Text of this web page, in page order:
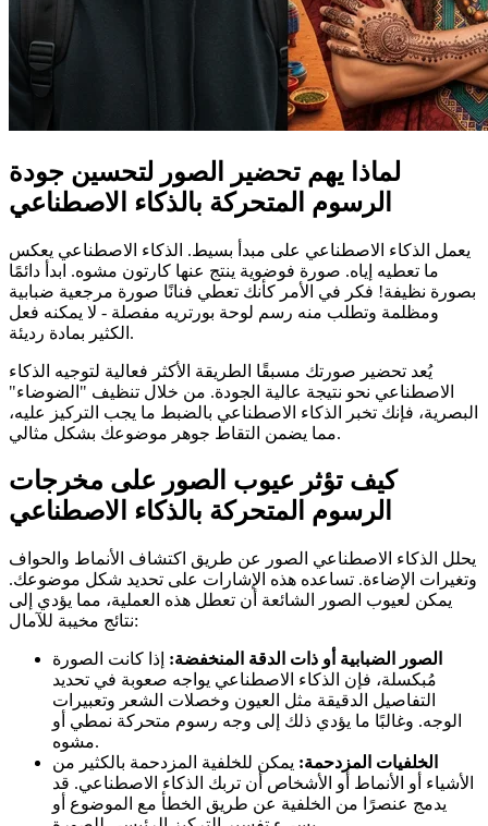
لماذا يهم تحضير الصور لتحسين جودة
الرسوم المتحركة بالذكاء الاصطناعي
يعمل الذكاء الاصطناعي على مبدأ بسيط. الذكاء الاصطناعي يعكس
ما تعطيه إياه. صورة فوضوية ينتج عنها كارتون مشوه. ابدأ دائمًا
بصورة نظيفة! فكر في الأمر كأنك تعطي فنانًا صورة مرجعية ضبابية
ومظلمة وتطلب منه رسم لوحة بورتريه مفصلة - لا يمكنه فعل
الكثير بمادة رديئة.
يُعد تحضير صورتك مسبقًا الطريقة الأكثر فعالية لتوجيه الذكاء
الاصطناعي نحو نتيجة عالية الجودة. من خلال تنظيف "الضوضاء"
البصرية، فإنك تخبر الذكاء الاصطناعي بالضبط ما يجب التركيز عليه،
مما يضمن التقاط جوهر موضوعك بشكل مثالي.
كيف تؤثر عيوب الصور على مخرجات
الرسوم المتحركة بالذكاء الاصطناعي
يحلل الذكاء الاصطناعي الصور عن طريق اكتشاف الأنماط والحواف
وتغيرات الإضاءة. تساعده هذه الإشارات على تحديد شكل موضوعك.
يمكن لعيوب الصور الشائعة أن تعطل هذه العملية، مما يؤدي إلى
نتائج مخيبة للآمال:
الصور الضبابية أو ذات الدقة المنخفضة: إذا كانت الصورة
مُبكسلة، فإن الذكاء الاصطناعي يواجه صعوبة في تحديد
التفاصيل الدقيقة مثل العيون وخصلات الشعر وتعبيرات
الوجه. وغالبًا ما يؤدي ذلك إلى وجه رسوم متحركة نمطي أو
مشوه.
الخلفيات المزدحمة: يمكن للخلفية المزدحمة بالكثير من
الأشياء أو الأنماط أو الأشخاص أن تربك الذكاء الاصطناعي. قد
يدمج عنصرًا من الخلفية عن طريق الخطأ مع الموضوع أو